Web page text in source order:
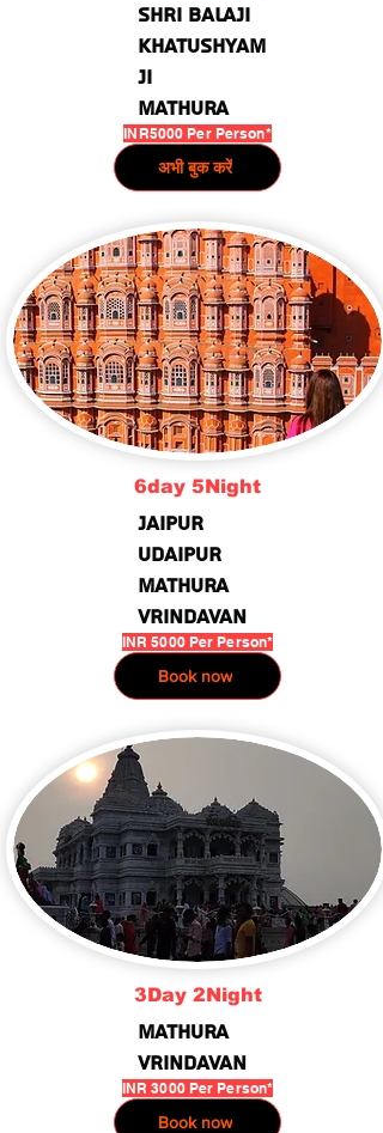
shri Balaji
Khatushyam
Ji
Mathura
INR5000 Per Person*
अभी बुक करें
6day 5Night
jaipur
Udaipur
Mathura
vrindavan
INR 5000 Per Person*
Book now
3Day 2Night
Mathura
vrindavan
INR 3000 Per Person*
Book now